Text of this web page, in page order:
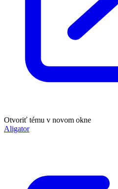
Otvoriť tému v novom okne
Aligator